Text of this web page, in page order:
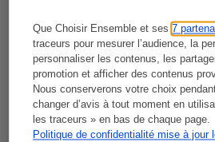
Que Choisir Ensemble et ses7
traceurs pour mesurer l’audience, la
personnaliser les contenus, les
promotion et afficher des contenus
Nous conserverons votre choix
changer d’avis à tout moment en
les traceurs » en bas de chaque page.
Politique de confidentialité mise à jour